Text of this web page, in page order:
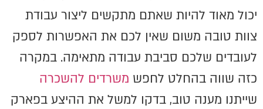
יכול מאוד להיות שאתם מתקשים ליצור עבודת
צוות טובה משום שאין לכם את האפשרות לספק
לעובדים שלכם סביבת עבודה מתאימה. במקרה
כזה שווה בהחלט לחפש משרדים להשכרה
שייתנו מענה טוב, בדקו למשל את ההיצע בפארק